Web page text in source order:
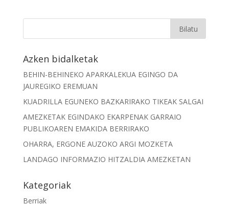
Azken bidalketak
BEHIN-BEHINEKO APARKALEKUA EGINGO DA
JAUREGIKO EREMUAN
KUADRILLA EGUNEKO BAZKARIRAKO TIKEAK SALGAI
AMEZKETAK EGINDAKO EKARPENAK GARRAIO
PUBLIKOAREN EMAKIDA BERRIRAKO
OHARRA, ERGONE AUZOKO ARGI MOZKETA
LANDAGO INFORMAZIO HITZALDIA AMEZKETAN
Kategoriak
Berriak